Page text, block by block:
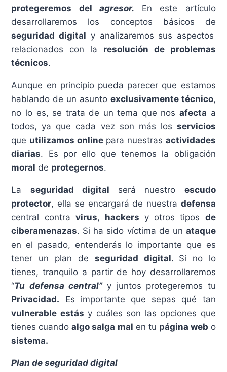
protegeremos del agresor. En este artículo
desarrollaremos los conceptos básicos de
seguridad digital y analizaremos sus aspectos
relacionados con la resolución de problemas
técnicos.
Aunque en principio pueda parecer que estamos
hablando de un asunto exclusivamente técnico,
no lo es, se trata de un tema que nosafecta a
todos, ya que cada vez son más los servicios
que utilizamos onlinepara nuestras actividades
diarias. Es por ello que tenemos la obligación
moral de protegernos.
La seguridad digital será nuestro escudo
protector, ella se encargará de nuestra defensa
central contra virus, hackers y otros tipos de
ciberamenazas. Si ha sido víctima de un ataque
en el pasado, entenderás lo importante que es
tener un plan de seguridad digital. Si no lo
tienes, tranquilo a partir de hoy desarrollaremos
“Tu defensa central” y juntos protegeremos tu
Privacidad. Es importante que sepas qué tan
vulnerable estás y cuáles son las opciones que
tienes cuandoalgo salga mal en tu página web o
sistema.
Plan de seguridad digital